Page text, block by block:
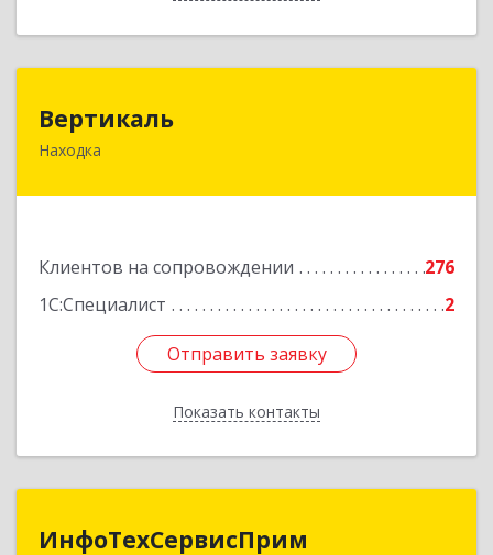
Вертикаль
Находка
Клиентов на сопровождении
276
1С:Специалист
2
Отправить заявку
Показать контакты
Отправить заявку
Назад
ИнфоТехСервисПрим